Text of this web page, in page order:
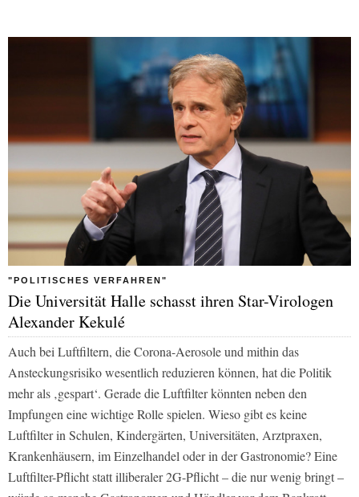
"POLITISCHES VERFAHREN"
Die Universität Halle schasst ihren Star-Virologen
Alexander Kekulé
Auch bei Luftfiltern, die Corona-Aerosole und mithin das
Ansteckungsrisiko wesentlich reduzieren können, hat die Politik
mehr als ‚gespart‘. Gerade die Luftfilter könnten neben den
Impfungen eine wichtige Rolle spielen. Wieso gibt es keine
Luftfilter in Schulen, Kindergärten, Universitäten, Arztpraxen,
Krankenhäusern, im Einzelhandel oder in der Gastronomie? Eine
Luftfilter-Pflicht statt illiberaler 2G-Pflicht – die nur wenig bringt –